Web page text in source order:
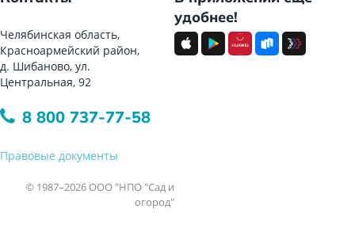
Челябинская область,
Красноармейский район,
д. Шибаново, ул.
Центральная, 92
8 800 737-77-58
Правовые документы
© 1987–2026 ООО "НПО "Сад и
огород"
удобнее!